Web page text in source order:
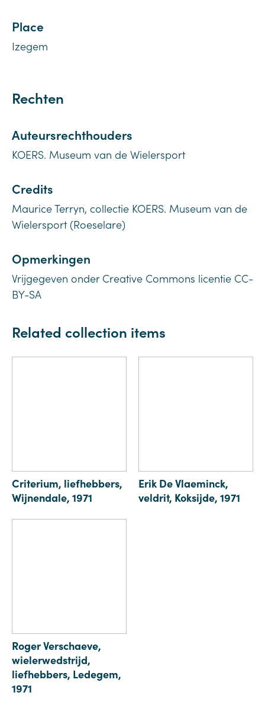
Place
Izegem
Rechten
Auteursrechthouders
KOERS. Museum van de Wielersport
Credits
Maurice Terryn, collectie KOERS. Museum van de
Wielersport (Roeselare)
Opmerkingen
Vrijgegeven onder Creative Commons licentie CC-
BY-SA
Related collection items
Criterium, liefhebbers,
Wijnendale, 1971
Erik De Vlaeminck,
veldrit, Koksijde, 1971
Roger Verschaeve,
wielerwedstrijd,
liefhebbers, Ledegem,
1971